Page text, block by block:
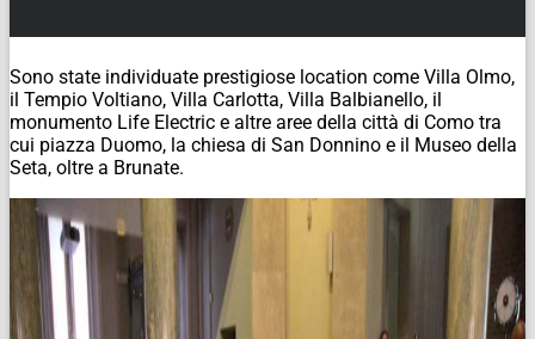
Sono state individuate prestigiose location come Villa Olmo,
il Tempio Voltiano, Villa Carlotta, Villa Balbianello, il
monumento Life Electric e altre aree della città di Como tra
cui piazza Duomo, la chiesa di San Donnino e il Museo della
Seta, oltre a Brunate.